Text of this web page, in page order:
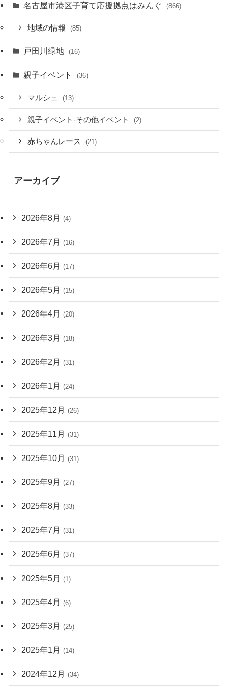
名古屋市港区子育て応援拠点はみんぐ (866)
地域の情報 (85)
戸田川緑地 (16)
親子イベント (36)
マルシェ (13)
親子イベント-その他イベント (2)
赤ちゃんレース (21)
アーカイブ
2026年8月 (4)
2026年7月 (16)
2026年6月 (17)
2026年5月 (15)
2026年4月 (20)
2026年3月 (18)
2026年2月 (31)
2026年1月 (24)
2025年12月 (26)
2025年11月 (31)
2025年10月 (31)
2025年9月 (27)
2025年8月 (33)
2025年7月 (31)
2025年6月 (37)
2025年5月 (1)
2025年4月 (6)
2025年3月 (25)
2025年1月 (14)
2024年12月 (34)